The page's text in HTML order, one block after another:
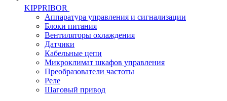
KIPPRIBOR
Аппаратура управления и сигнализации
Блоки питания
Вентиляторы охлаждения
Датчики
Кабельные цепи
Микроклимат шкафов управления
Преобразователи частоты
Реле
Шаговый привод